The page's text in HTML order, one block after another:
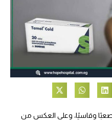
وقاسيًا، وعلى العكس من